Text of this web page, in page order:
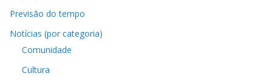
Previsão do tempo
Notícias (por categoria)
Comunidade
Cultura